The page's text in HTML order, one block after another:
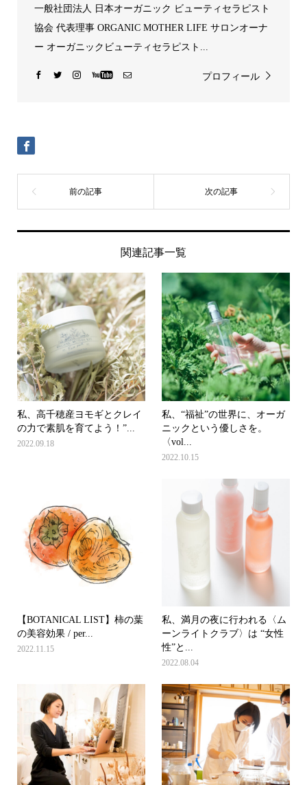
一般社団法人 日本オーガニック ビューティセラピスト
協会 代表理事 ORGANIC MOTHER LIFE サロンオーナ
ー オーガニックビューティセラピスト...
プロフィール
関連記事一覧
私、高千穂産ヨモギとクレイ
の力で素肌を育てよう！”...
2022.09.18
私、“福祉”の世界に、オーガ
ニックという優しさを。
〈vol...
2022.10.15
【BOTANICAL LIST】柿の葉
の美容効果 / per...
2022.11.15
私、満月の夜に行われる〈ム
ーンライトクラブ〉は “女性
性”と...
2022.08.04